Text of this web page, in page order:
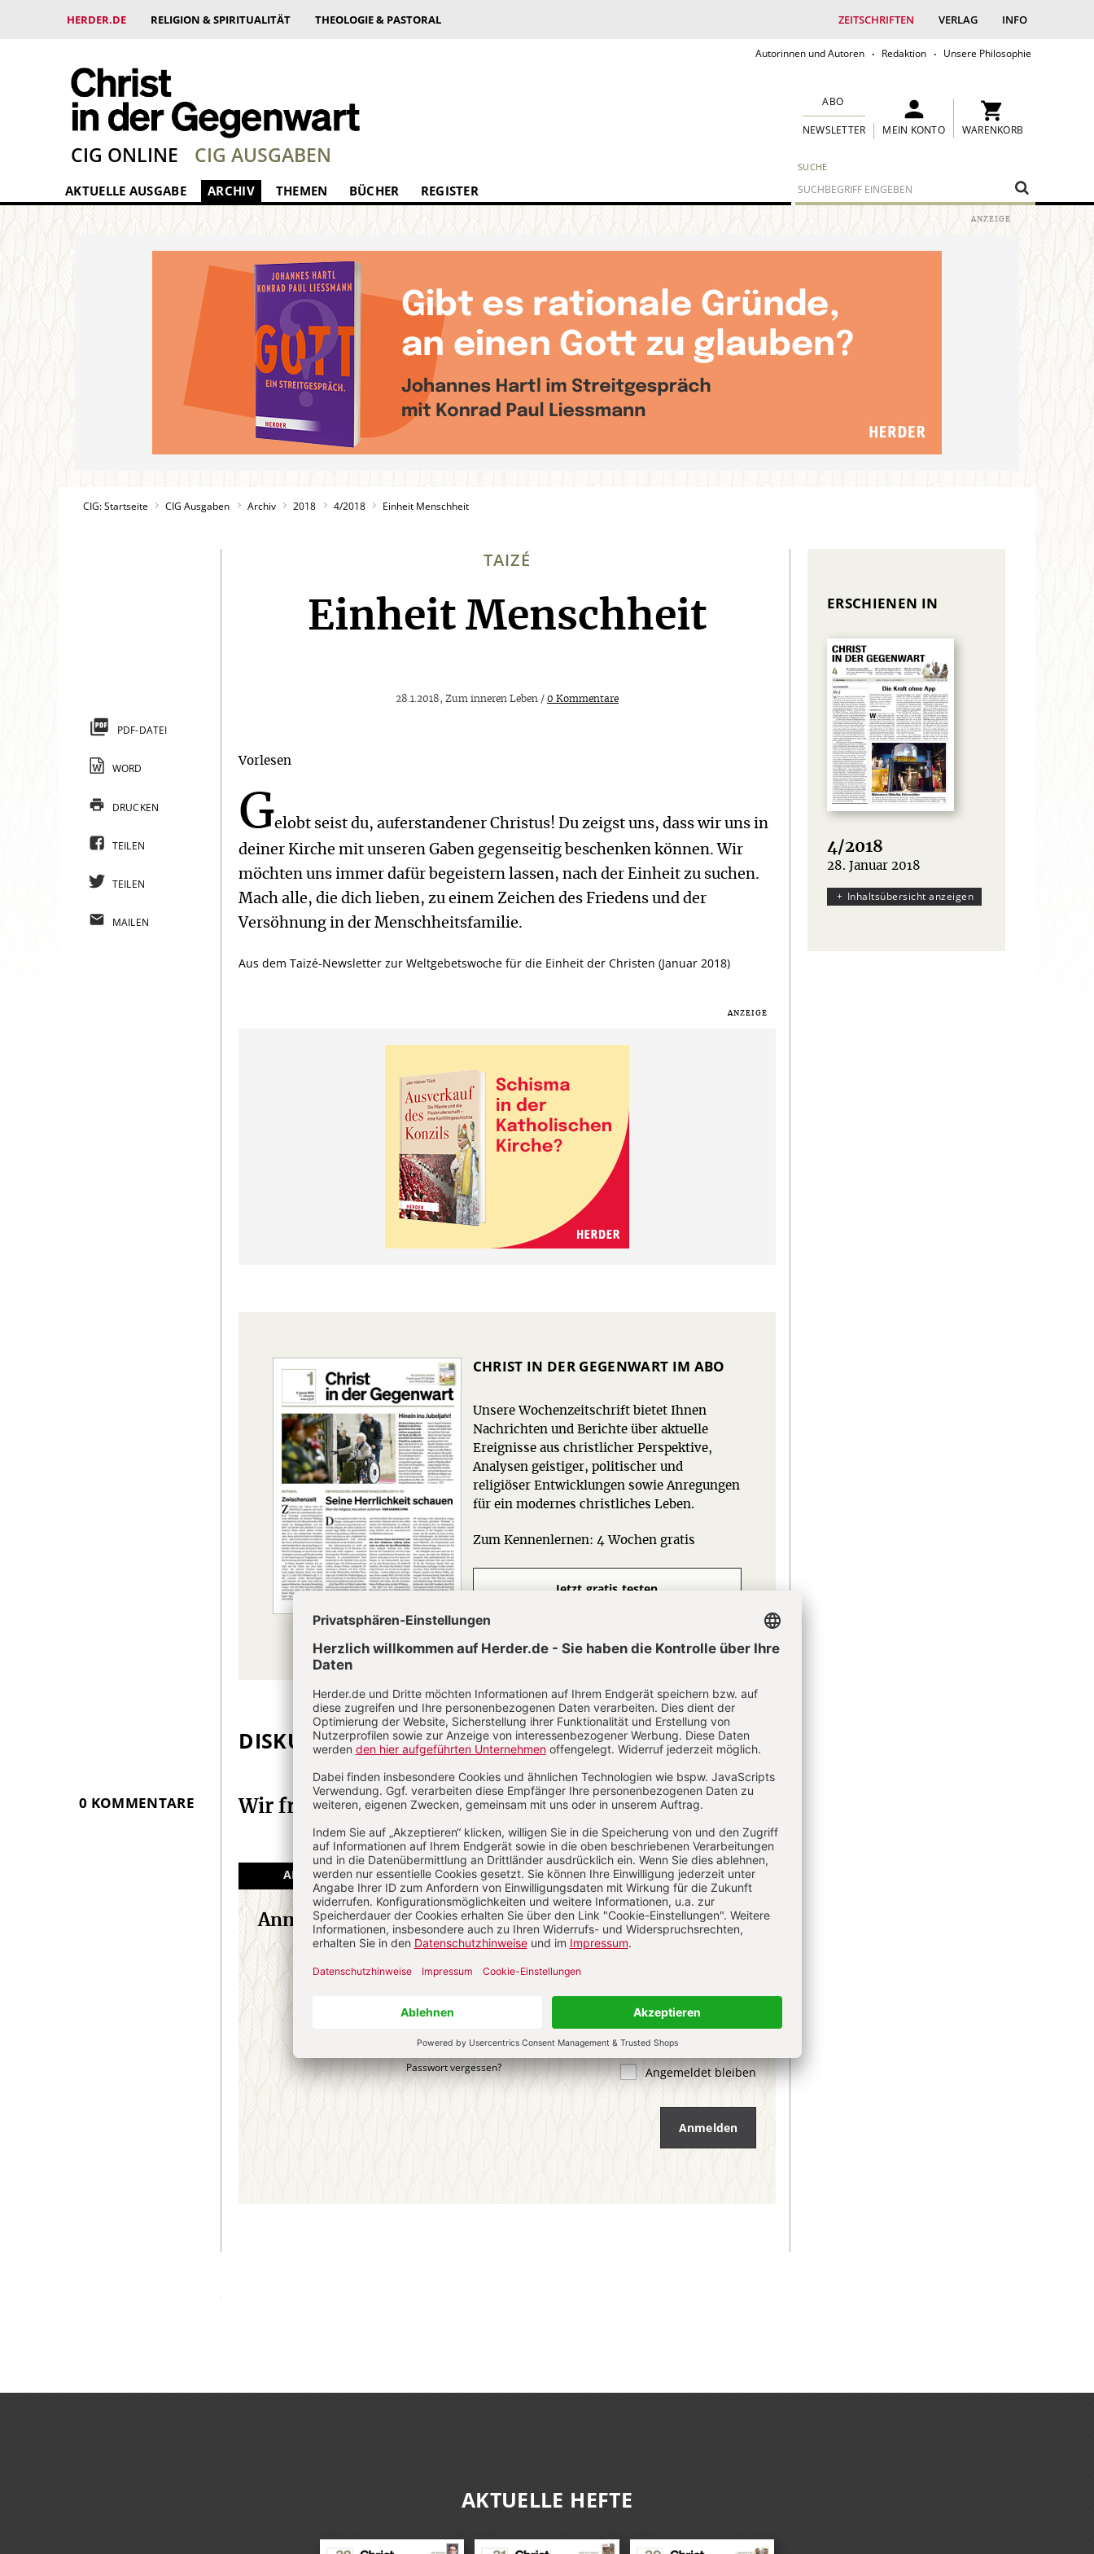
HERDER.DE RELIGION & SPIRITUALITÄT THEOLOGIE & PASTORAL ZEITSCHRIFTEN VERLAG INFO
Autorinnen und Autoren Redaktion Unsere Philosophie
SUCHE
ABO
NEWSLETTER MEIN KONTO WARENKORB
CIG ONLINE CIG AUSGABEN
AKTUELLE AUSGABE ARCHIV THEMEN BÜCHER REGISTER
CIG: Startseite CIG Ausgaben Archiv 2018 4/2018 Einheit Menschheit
TAIZÉ
:
Einheit Menschheit
28.1.2018, Zum inneren Leben / 0 Kommentare
Vorlesen
Gelobt seist du, auferstandener Christus! Du zeigst uns, dass wir uns in
deiner Kirche mit unseren Gaben gegenseitig beschenken können. Wir
möchten uns immer dafür begeistern lassen, nach der Einheit zu suchen.
Mach alle, die dich lieben, zu einem Zeichen des Friedens und der
Versöhnung in der Menschheitsfamilie.
Aus dem Taizé-Newsletter zur Weltgebetswoche für die Einheit der Christen (Januar 2018)
CHRIST IN DER GEGENWART IM ABO
Unsere Wochenzeitschrift bietet Ihnen
Nachrichten und Berichte über aktuelle
Ereignisse aus christlicher Perspektive,
Analysen geistiger, politischer und
religiöser Entwicklungen sowie Anregungen
für ein modernes christliches Leben.
Zum Kennenlernen: 4 Wochen gratis
Jetzt gratis testen
PDF-DATEI
WORD
DRUCKEN
TEILEN
TEILEN
MAILEN
Infos
DISKUSSION Kommentieren
0 KOMMENTARE Wir freuen uns über Ihren Kommentar
ANGEMELDET KOMMENTIEREN ALS GAST KOMMENTIEREN
Anmeldung
Passwort vergessen? Angemeldet bleiben
Anmelden
ERSCHIENEN IN
4/2018
:
28. Januar 2018
Inhaltsübersicht anzeigen
AKTUELLE HEFTE